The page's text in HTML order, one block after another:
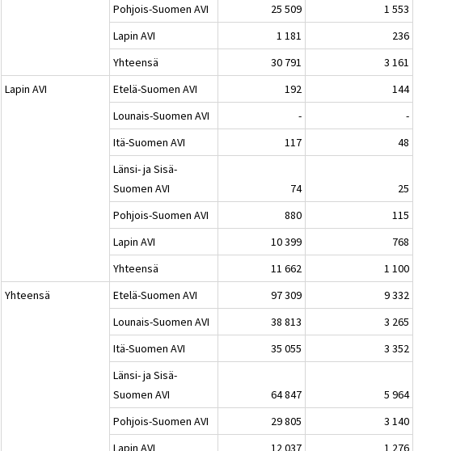
Pohjois-Suomen AVI
25 509
1 553
Lapin AVI
1 181
236
Yhteensä
30 791
3 161
Lapin AVI
Etelä-Suomen AVI 192
144
Lounais-Suomen AVI
-
-
Itä-Suomen AVI
117
48
Länsi- ja Sisä-
Suomen AVI
74
25
Pohjois-Suomen AVI
880
115
Lapin AVI
10 399
768
Yhteensä
11 662
1 100
Yhteensä
Etelä-Suomen AVI 97 309
9 332
Lounais-Suomen AVI
38 813
3 265
Itä-Suomen AVI
35 055
3 352
Länsi- ja Sisä-
Suomen AVI
64 847
5 964
Pohjois-Suomen AVI
29 805
3 140
Lapin AVI
12 037
1 276